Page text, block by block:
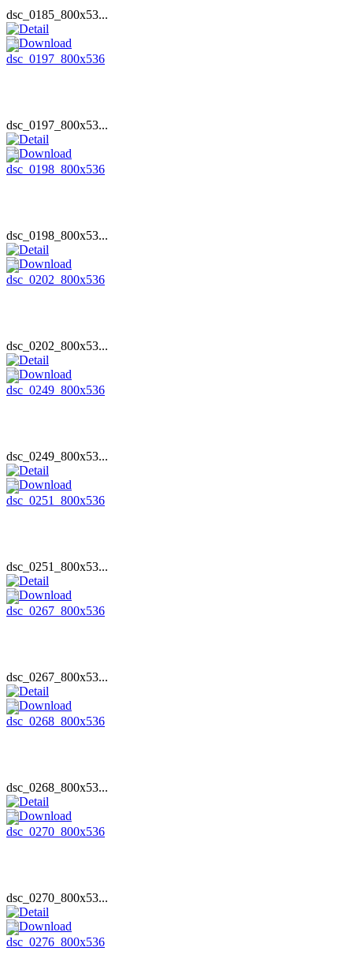
dsc_0185_800x53...
dsc_0197_800x53...
dsc_0198_800x53...
dsc_0202_800x53...
dsc_0249_800x53...
dsc_0251_800x53...
dsc_0267_800x53...
dsc_0268_800x53...
dsc_0270_800x53...